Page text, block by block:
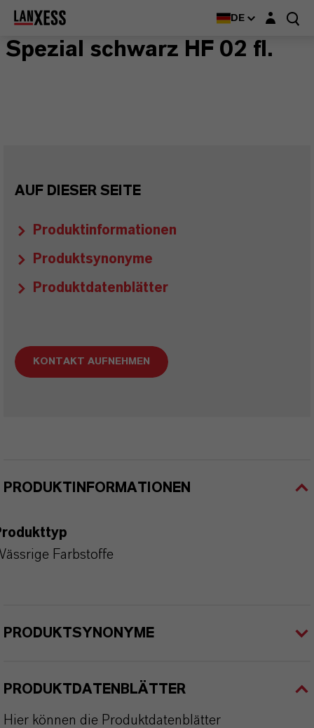
DE Login-Maske
Spezial schwarz HF 02 fl.
AUF DIESER SEITE
Produktinformationen
Produktsynonyme
Produktdatenblätter
KONTAKT AUFNEHMEN
PRODUKTINFORMATIONEN
Farbstoffe
PRODUKTSYNONYME
PRODUKTDATENBLÄTTER
Hier können die Produktdatenblätter